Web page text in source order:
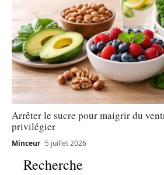
Arrêter le sucre pour maigrir du
privilégier
Minceur 5 juillet 2026
Recherche